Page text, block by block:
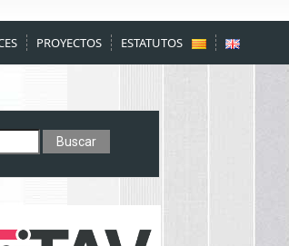
PROYECTOS ESTATUTOS